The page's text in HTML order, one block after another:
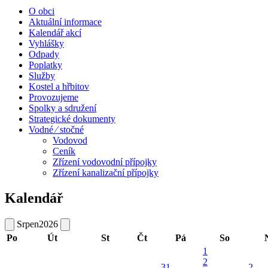
O obci
Aktuální informace
Kalendář akcí
Vyhlášky
Odpady
Poplatky
Služby
Kostel a hřbitov
Provozujeme
Spolky a sdružení
Strategické dokumenty
Vodné ⁄ stočné
Vodovod
Ceník
Zřízení vodovodní přípojky
Zřízení kanalizační přípojky
Kalendář
Srpen2026
Po
Út St Čt Pá So
1
2